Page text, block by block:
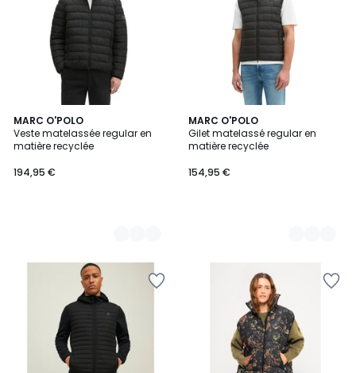
MARC O'POLO
Veste matelassée regular en
matière recyclée
194,95 €
2
Couleurs
MARC O'POLO
Gilet matelassé regular en
matière recyclée
154,95 €
2
Couleurs